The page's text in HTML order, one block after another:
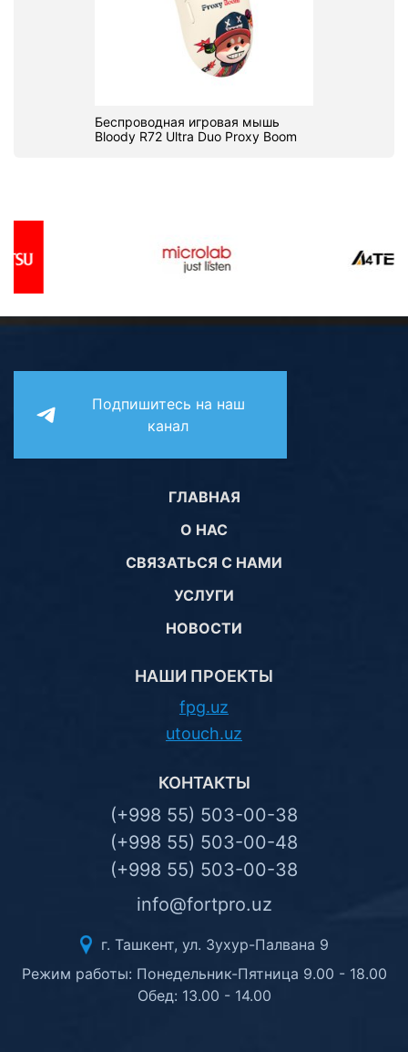
Беспроводная игровая мышь
Bloody R72 Ultra Duo Proxy Boom
Подпишитесь на наш
канал
ГЛАВНАЯ
О НАС
СВЯЗАТЬСЯ С НАМИ
УСЛУГИ
НОВОСТИ
НАШИ ПРОЕКТЫ
fpg.uz
utouch.uz
КОНТАКТЫ
(+998 55) 503-00-38
(+998 55) 503-00-48
(+998 55) 503-00-38
info@fortpro.uz
г. Ташкент, ул. Зухур-Палвана 9
Режим работы: Понедельник-Пятница 9.00 - 18.00
Обед: 13.00 - 14.00